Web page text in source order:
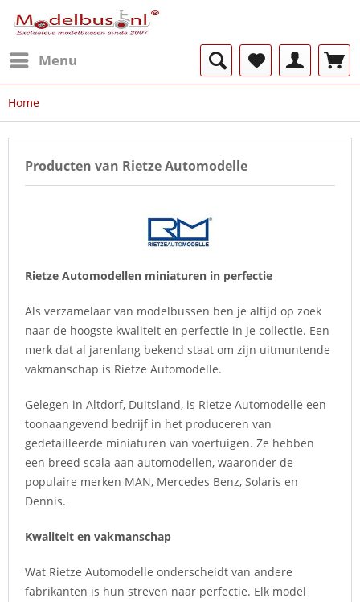
Menu
Home
Producten van Rietze Automodelle
Rietze Automodellen miniaturen in perfectie
Als verzamelaar van modelbussen ben je altijd op zoek
naar de hoogste kwaliteit en perfectie in je collectie. Een
merk dat al jarenlang bekend staat om zijn uitmuntende
vakmanschap is Rietze Automodelle.
Gelegen in Altdorf, Duitsland, is Rietze Automodelle een
toonaangevend bedrijf in het produceren van
gedetailleerde miniaturen van voertuigen. Ze hebben
een breed scala aan automodellen, waaronder de
populaire merken MAN, Mercedes Benz, Solaris en
Dennis.
Kwaliteit en vakmanschap
Wat Rietze Automodelle onderscheidt van andere
fabrikanten is hun streven naar perfectie. Elk model